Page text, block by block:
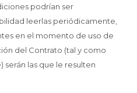
podrían ser
leerlas periódicamente,
en el momento de uso de
del Contrato (tal y como
serán las que le resulten